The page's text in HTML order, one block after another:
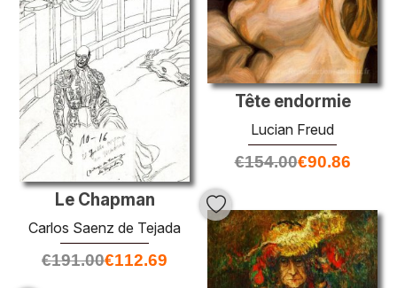
Tête endormie
Lucian Freud
€154.00€90.86
Le Chapman
Carlos Saenz de Tejada
€191.00€112.69